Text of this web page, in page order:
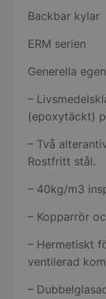
Backbar kylar
ERM serien
Generella
–
(epoxytäckt)
– Två
Rostfritt stål.
– 40kg/m3
– Kopparrör
– Hermetiskt
ventilerad
–